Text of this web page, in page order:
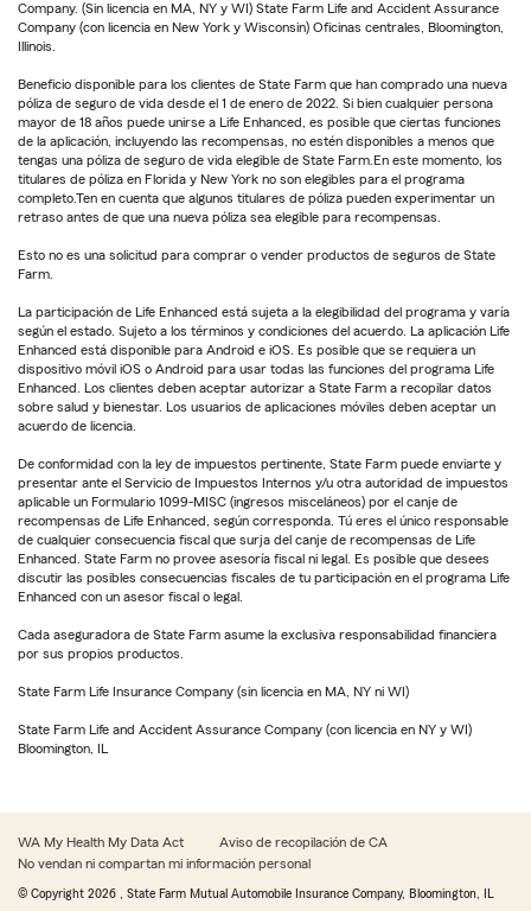
Company. (Sin licencia en MA, NY y WI) State Farm Life and Accident Assurance
Company (con licencia en New York y Wisconsin) Oficinas centrales, Bloomington,
Illinois.
Beneficio disponible para los clientes de State Farm que han comprado una nueva
póliza de seguro de vida desde el 1 de enero de 2022. Si bien cualquier persona
mayor de 18 años puede unirse a Life Enhanced, es posible que ciertas funciones
de la aplicación, incluyendo las recompensas, no estén disponibles a menos que
tengas una póliza de seguro de vida elegible de State Farm.En este momento, los
titulares de póliza en Florida y New York no son elegibles para el programa
completo.Ten en cuenta que algunos titulares de póliza pueden experimentar un
retraso antes de que una nueva póliza sea elegible para recompensas.
Esto no es una solicitud para comprar o vender productos de seguros de State
Farm.
La participación de Life Enhanced está sujeta a la elegibilidad del programa y varía
según el estado. Sujeto a los términos y condiciones del acuerdo. La aplicación Life
Enhanced está disponible para Android e iOS. Es posible que se requiera un
dispositivo móvil iOS o Android para usar todas las funciones del programa Life
Enhanced. Los clientes deben aceptar autorizar a State Farm a recopilar datos
sobre salud y bienestar. Los usuarios de aplicaciones móviles deben aceptar un
acuerdo de licencia.
De conformidad con la ley de impuestos pertinente, State Farm puede enviarte y
presentar ante el Servicio de Impuestos Internos y/u otra autoridad de impuestos
aplicable un Formulario 1099-MISC (ingresos misceláneos) por el canje de
recompensas de Life Enhanced, según corresponda. Tú eres el único responsable
de cualquier consecuencia fiscal que surja del canje de recompensas de Life
Enhanced. State Farm no provee asesoría fiscal ni legal. Es posible que desees
discutir las posibles consecuencias fiscales de tu participación en el programa Life
Enhanced con un asesor fiscal o legal.
Cada aseguradora de State Farm asume la exclusiva responsabilidad financiera
por sus propios productos.
State Farm Life Insurance Company (sin licencia en MA, NY ni WI)
State Farm Life and Accident Assurance Company (con licencia en NY y WI)
Bloomington, IL
WA My Health My Data Act
Aviso de recopilación de CA
No vendan ni compartan mi información personal
© Copyright 2026 , State Farm Mutual Automobile Insurance Company, Bloomington, IL